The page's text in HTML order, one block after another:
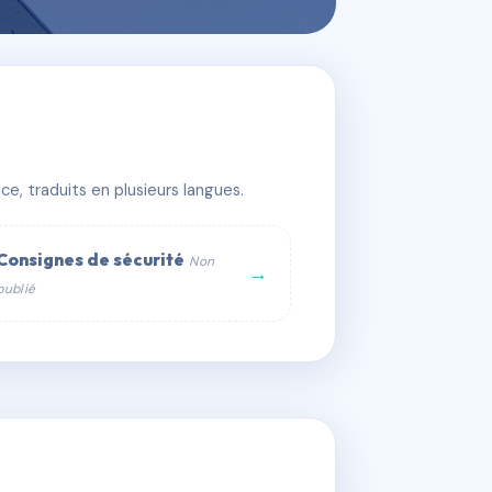
traduits en plusieurs langues.
de sécurité Non
→